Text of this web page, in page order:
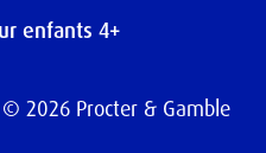
enfants 4+
© 2026 Procter & Gamble